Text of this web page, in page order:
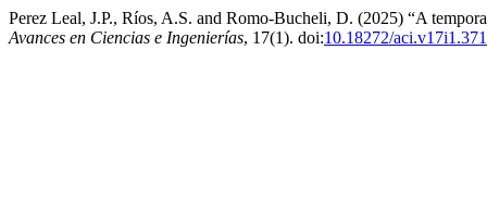
Perez Leal, J.P., Ríos, A.S. and Romo-Bucheli, D. (2025) “A
Avances en Ciencias e Ingenierías, 17(1). doi:10.18272/